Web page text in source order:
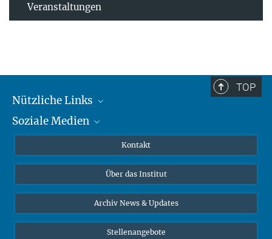
Veranstaltungen
TOP
Nützliche Links
MMG Alumni Corner
Online-Vorträge
Interviews zum Thema "Diversity"
Soziale Medien
Bluesky
Kontakt
Über das Institut
Archiv News & Updates
Stellenangebote